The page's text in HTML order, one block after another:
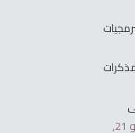
مايو 21,